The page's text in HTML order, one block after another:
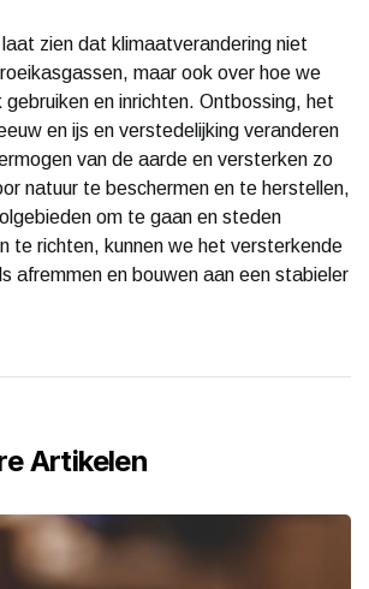
zien dat klimaatverandering niet
maar ook over hoe we
en inrichten. Ontbossing, het
en ijs en verstedelijking veranderen
van de aarde en versterken zo
natuur te beschermen en te herstellen,
om te gaan en steden
te richten, kunnen we het versterkende
afremmen en bouwen aan een stabieler
Artikelen